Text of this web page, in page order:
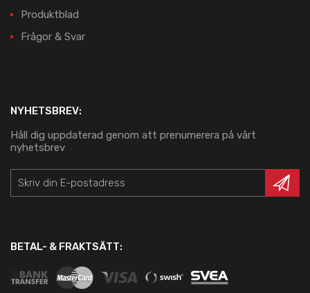
Produktblad
Frågor & Svar
NYHETSBREV:
Håll dig uppdaterad genom att prenumerera på vårt
nyhetsbrev
BETAL- & FRAKTSÄTT: